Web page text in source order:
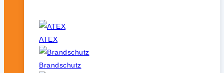
ATEX
Brandschutz